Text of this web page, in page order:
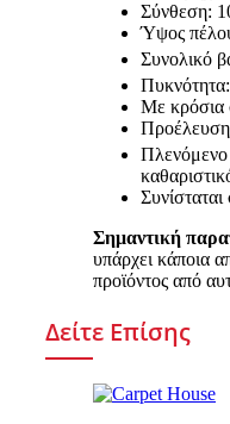
Σύνθεση:
Ύψος
Συνολικό
Με κρόσια
Πλενόμενο
Σημαντική
υπάρχει κάποια
προϊόντος από
Δείτε Επίσης